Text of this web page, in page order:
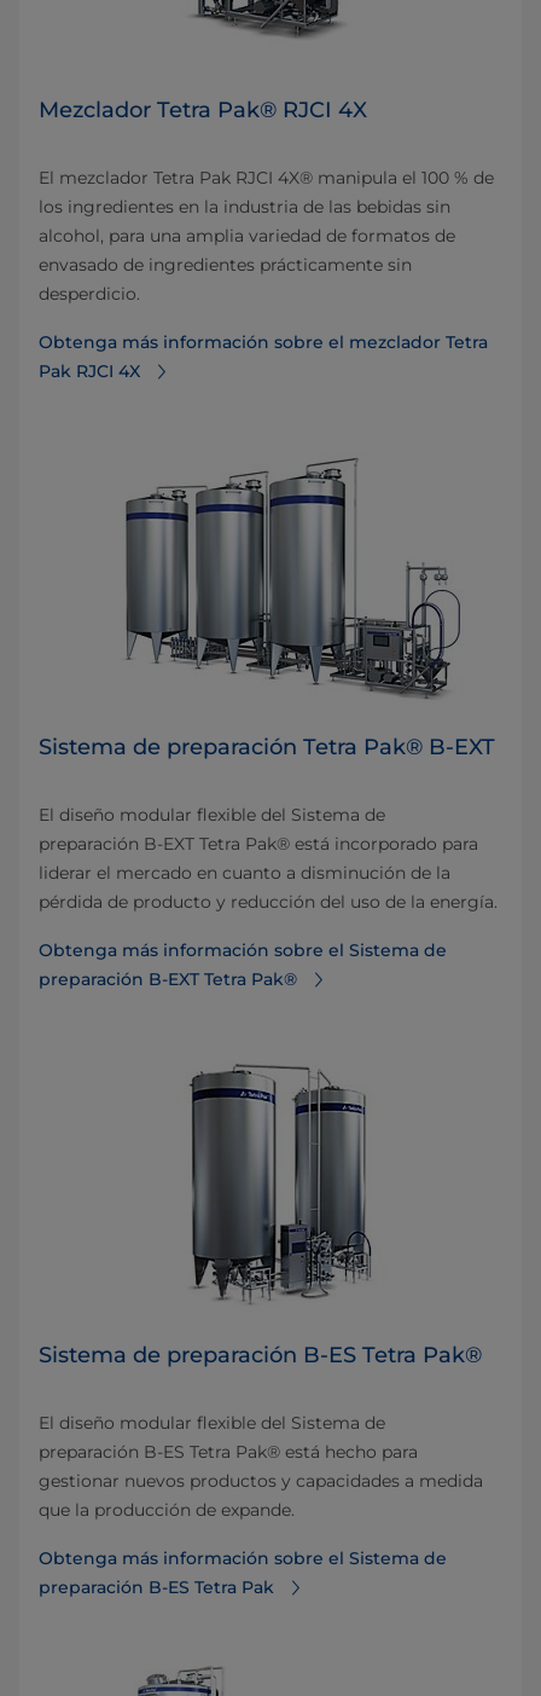
Mezclador Tetra Pak® RJCI 4X
El mezclador Tetra Pak RJCI 4X® manipula el 100 % de
los ingredientes en la industria de las bebidas sin
alcohol, para una amplia variedad de formatos de
envasado de ingredientes prácticamente sin
desperdicio.
Obtenga más información sobre el mezclador Tetra
Pak RJCI 4X
Sistema de preparación Tetra Pak® B-EXT
El diseño modular flexible del Sistema de
preparación B-EXT Tetra Pak® está incorporado para
liderar el mercado en cuanto a disminución de la
pérdida de producto y reducción del uso de la energía.
Obtenga más información sobre el Sistema de
preparación B-EXT Tetra Pak®
Sistema de preparación B-ES Tetra Pak®
El diseño modular flexible del Sistema de
preparación B-ES Tetra Pak® está hecho para
gestionar nuevos productos y capacidades a medida
que la producción de expande.
Obtenga más información sobre el Sistema de
preparación B-ES Tetra Pak